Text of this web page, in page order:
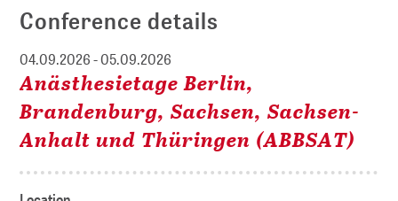
Conference details
04.09.2026 - 05.09.2026
Anästhesietage Berlin,
Brandenburg, Sachsen, Sachsen-
Anhalt und Thüringen (ABBSAT)